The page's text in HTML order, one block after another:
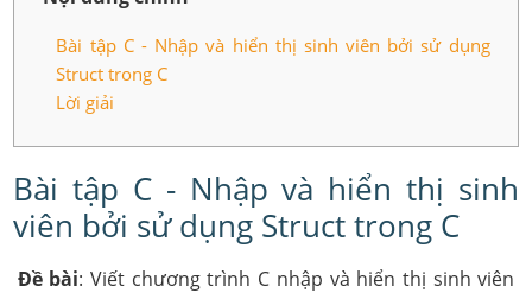
Bài tập C - Nhập và hiển thị sinh viên bởi sử dụng
Struct trong C
Lời giải
Bài tập C - Nhập và hiển thị sinh
viên bởi sử dụng Struct trong C
Đề bài: Viết chương trình C nhập và hiển thị sinh viên